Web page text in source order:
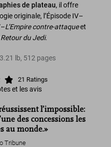
de plateau, il offre
originale, l’Épisode IV–
L’Empire contre-attaqueet
du Jedi.
3.21 lb, 512 pages
21 Ratings
et les avis
l’impossible:
des concessions les
au monde.»
Tribune